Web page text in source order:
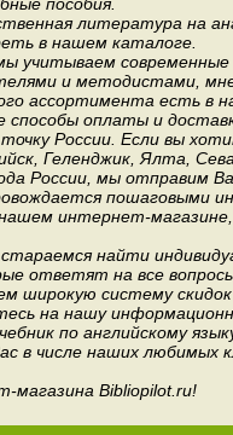
литература на
в нашем каталоге.
учитываем
и методистами,
ассортимента есть в
оплаты и
России. Если вы
Геленджик, Ялта,
России, мы отправим
пошаговыми
интернет-
найти
ответят на все
широкую систему
на нашу
по английскому
в числе наших любимых
магазина Bibliopilot.ru!